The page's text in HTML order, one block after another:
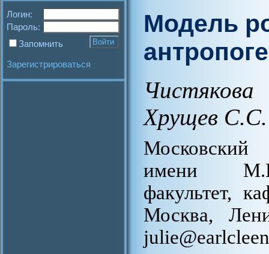
Логин:
Пароль:
Запомнить
Зарегистрироваться
Модель
Хрущев С.С.
Московский
имени
факультет,
Москва,